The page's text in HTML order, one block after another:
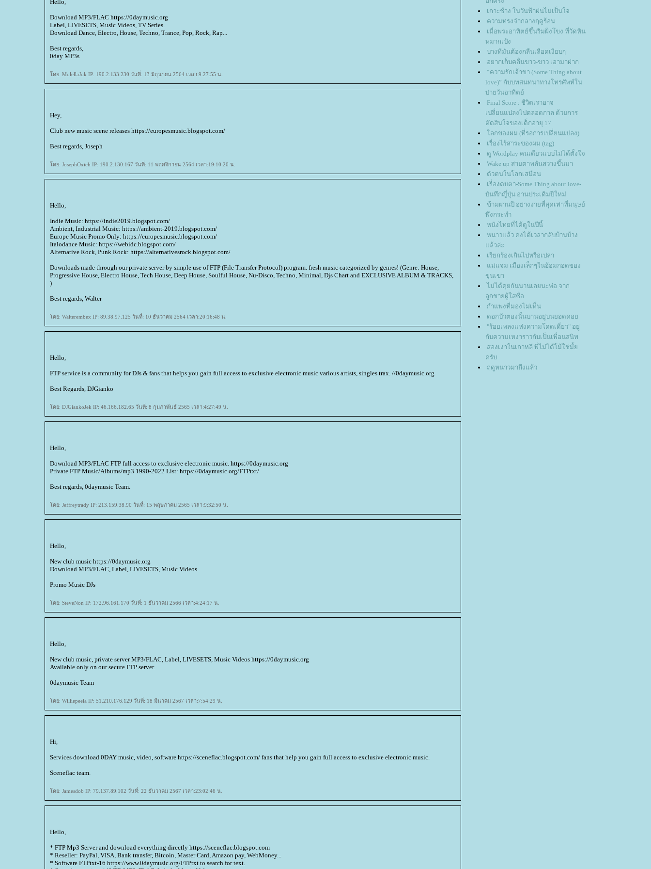
Hello,
Download MP3/FLAC https://0daymusic.org
Label, LIVESETS, Music Videos, TV Series.
Download Dance, Electro, House, Techno, Trance, Pop, Rock, Rap...
Best regards,
0day MP3s
ดย: MolellaJok IP: 190.2.133.230 วันที่: 13 มิถุนายน 2564 เวลา:9:27:55 น.
Hey,
Club new music scene releases https://europesmusic.blogspot.com/
Best regards, Joseph
ดย: JosephOxich IP: 190.2.130.167 วันที่: 11 พฤศจิกายน 2564 เวลา:19:10:20 น.
Hello,
Indie Music: https://indie2019.blogspot.com/
Ambient, Industrial Music: https://ambient-2019.blogspot.com/
Europe Music Promo Only: https://europesmusic.blogspot.com/
Italodance Music: https://webidc.blogspot.com/
Alternative Rock, Punk Rock: https://alternativesrock.blogspot.com/
Downloads made through our private server by simple use of FTP (File Transfer Protocol) program. fresh music categorized by genres! (Genre: House,
Progressive House, Electro House, Tech House, Deep House, Soulful House, Nu-Disco, Techno, Minimal, Djs Chart and EXCLUSIVE ALBUM & TRACKS,
)
Best regards, Walter
ดย: Walterembex IP: 89.38.97.125 วันที่: 10 ธันวาคม 2564 เวลา:20:16:48 น.
Hello,
FTP service is a community for DJs & fans that helps you gain full access to exclusive electronic music various artists, singles trax. //0daymusic.org
Best Regards, DJGianko
ดย: DJGiankoJek IP: 46.166.182.65 วันที่: 8 กุมภาพันธ์ 2565 เวลา:4:27:49 น.
Hello,
Download MP3/FLAC FTP full access to exclusive electronic music. https://0daymusic.org
Private FTP Music/Albums/mp3 1990-2022 List: https://0daymusic.org/FTPtxt/
Best regards, 0daymusic Team.
ดย: Jeffreytrady IP: 213.159.38.90 วันที่: 15 พฤษภาคม 2565 เวลา:9:32:50 น.
Hello,
New club music https://0daymusic.org
Download MP3/FLAC, Label, LIVESETS, Music Videos.
Promo Music DJs
ดย: SteveNon IP: 172.96.161.170 วันที่: 1 ธันวาคม 2566 เวลา:4:24:17 น.
Hello,
New club music, private server MP3/FLAC, Label, LIVESETS, Music Videos https://0daymusic.org
Available only on our secure FTP server.
0daymusic Team
ดย: Williepeela IP: 51.210.176.129 วันที่: 18 มีนาคม 2567 เวลา:7:54:29 น.
Hi,
Services download 0DAY music, video, software https://sceneflac.blogspot.com/ fans that help you gain full access to exclusive electronic music.
Sceneflac team.
ดย: Jamesdob IP: 79.137.89.102 วันที่: 22 ธันวาคม 2567 เวลา:23:02:46 น.
Hello,
* FTP Mp3 Server and download everything directly https://sceneflac.blogspot.com
* Reseller: PayPal, VISA, Bank transfer, Bitcoin, Master Card, Amazon pay, WebMoney...
* Software FTPtxt-16 https://www.0daymusic.org/FTPtxt to search for text.
เกาะช้าง ในวันฟ้าฝนไม่เป็นใจ
ความทรงจำกลางฤดูร้อน
เมื่อพระอาทิตย์ขึ้นริมฝั่งโขง ที่วัดหิน
หมากเป้ง
บางทีมันต้องกลืนเลือดเงียบๆ
อยากเก็บคลื่นขาว-ขาว เอามาฝาก
“ความรักเจ้าขา (Some Thing about
love)” กับบทสนทนาทางโทรศัพท์ใน
บ่ายวันอาทิตย์
Final Score : ชีวิตเราอาจ
เปลี่ยนแปลงไปตลอดกาล ด้วยการ
ตัดสินใจของเด็กอายุ 17
ลกของผม (ที่รอการเปลี่ยนแปลง)
เรื่องไร้สาระของผม (tag)
ดู Wordplay คนเดียวแบบไม่ได้ตั้งใจ
Wake up สายตาพลันสว่างขึ้นมา
ตัวตนในโลกเสมือน
เรื่องตบตา-Some Thing about love-
บันทึกญี่ปุ่น อ่านประเดิมปีใหม่
ข้ามผ่านปี อย่างง่ายที่สุดเท่าที่มนุษย์
พึงกระทำ
หนังไทยที่ได้ดูในปีนี้
หนาวแล้ว คงได้เวลากลับบ้านบ้าง
ล้วล่ะ
เรียกร้องเกินไปหรือเปล่า
ม่แจ่ม เมืองเล็กๆในอ้อมกอดของ
ขุนเขา
ไม่ได้คุยกันนานเลยนะพ่อ จาก
ลูกชายผู้ใสซื่อ
กำแพงที่มองไม่เห็น
ดอกบัวตองนั้นบานอยู่บนยอดดอ
"ร้อยเพลงแห่งความโดดเดี่ยว" อยู่
กับความเหงาราวกับเป็นเพื่อนสนิท
สองเงาในเกาหลี พี่ไม่ได้โม้ใช่มั้
ครับ
ฤดูหนาวมาถึงแล้ว